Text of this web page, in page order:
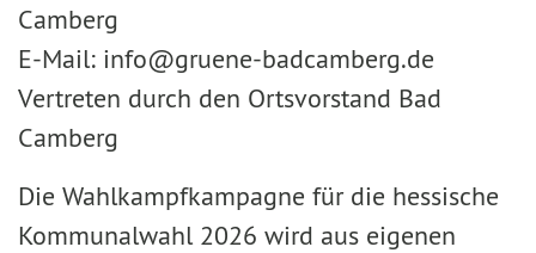
Camberg
E-Mail: info@gruene-badcamberg.de
Vertreten durch den Ortsvorstand Bad
Camberg
Die Wahlkampfkampagne für die hessische
Kommunalwahl 2026 wird aus eigenen